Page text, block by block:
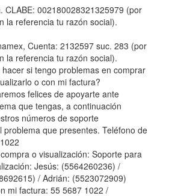
CLABE: 002180028321325979 (por
la referencia tu razón social).
Cuenta: 2132597 suc. 283 (por
la referencia tu razón social).
si tengo problemas en comprar
o con mi factura?
felices de apoyarte ante
que tengas, a continuación
números de soporte
problema que presentes. Teléfono de
o visualización: Soporte para
Jesús: (5564260236) /
/ Adrián: (5523072909)
mi factura: 55 5687 1022 /